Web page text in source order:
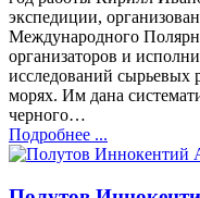
экспедиции,
Международного
организаторов и
исследований сырьевых
морях. Им дана
черного…
Подробнее ...